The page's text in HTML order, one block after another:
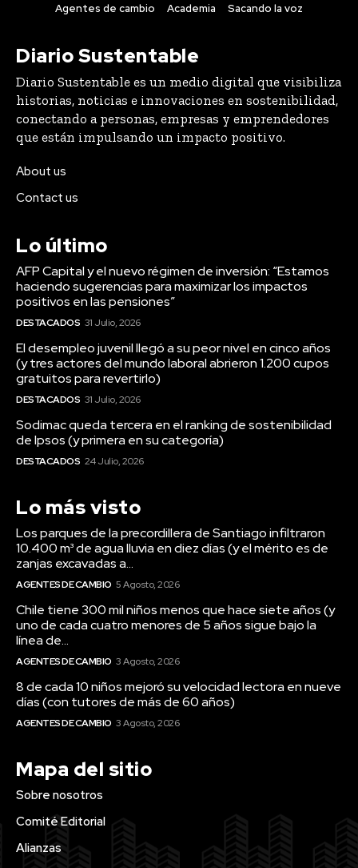
Agentes de cambio
Academia Sacando la voz
Diario Sustentable
Diario Sustentable es un medio digital que visibiliza
historias, noticias e innovaciones en sostenibilidad,
conectando a personas, empresas y emprendedores
que están impulsando un impacto positivo.
About us
Contact us
Lo último
AFP Capital y el nuevo régimen de inversión: “Estamos
haciendo sugerencias para maximizar los impactos
positivos en las pensiones”
DESTACADOS 31 Julio, 2026
El desempleo juvenil llegó a su peor nivel en cinco años
(y tres actores del mundo laboral abrieron 1.200 cupos
gratuitos para revertirlo)
DESTACADOS 31 Julio, 2026
Sodimac queda tercera en el ranking de sostenibilidad
de Ipsos (y primera en su categoría)
DESTACADOS 24 Julio, 2026
Lo más visto
Los parques de la precordillera de Santiago infiltraron
10.400 m³ de agua lluvia en diez días (y el mérito es de
zanjas excavadas a...
AGENTES DE CAMBIO 5 Agosto, 2026
Chile tiene 300 mil niños menos que hace siete años (y
uno de cada cuatro menores de 5 años sigue bajo la
línea de...
AGENTES DE CAMBIO 3 Agosto, 2026
8 de cada 10 niños mejoró su velocidad lectora en nueve
días (con tutores de más de 60 años)
AGENTES DE CAMBIO 3 Agosto, 2026
Mapa del sitio
Sobre nosotros
Comité Editorial
Alianzas